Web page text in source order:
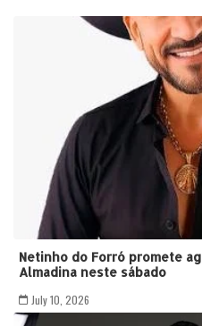
Netinho do Forró promete
Almadina neste sábado
July 10, 2026